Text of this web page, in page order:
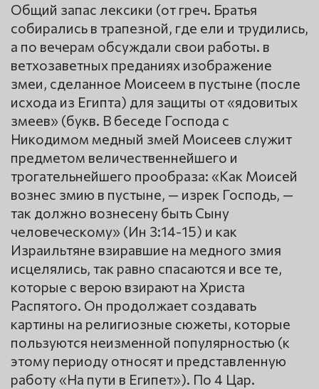
Общий запас лексики (от греч. Братья
собирались в трапезной, где ели и трудились,
а по вечерам обсуждали свои работы. в
ветхозаветных преданиях изображение
змеи, сделанное Моисеем в пустыне (после
исхода из Египта) для защиты от «ядовитых
змеев» (букв. В беседе Господа с
Никодимом медный змей Моисеев служит
предметом величественнейшего и
трогательнейшего прообраза: «Как Моисей
вознес змию в пустыне, — изрек Господь, —
так должно вознесену быть Сыну
человеческому» (Ин 3:14-15) и как
Израильтяне взиравшие на медного змия
исцелялись, так равно спасаются и все те,
которые с верою взирают на Христа
Распятого. Он продолжает создавать
картины на религиозные сюжеты, которые
пользуются неизменной популярностью (к
этому периоду относят и представленную
работу «На пути в Египет»). По 4 Цар.